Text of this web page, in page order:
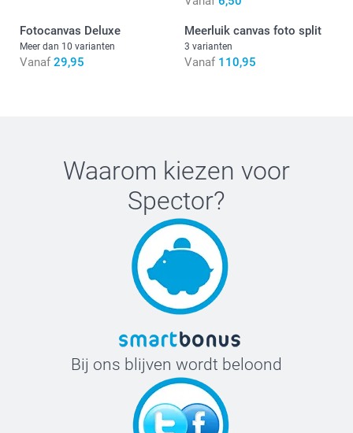
Fotocanvas Deluxe
Meer dan 10 varianten
Vanaf 29,95
Meerluik canvas foto split
3 varianten
Vanaf 110,95
Waarom kiezen voor
Spector?
Bij ons blijven wordt beloond